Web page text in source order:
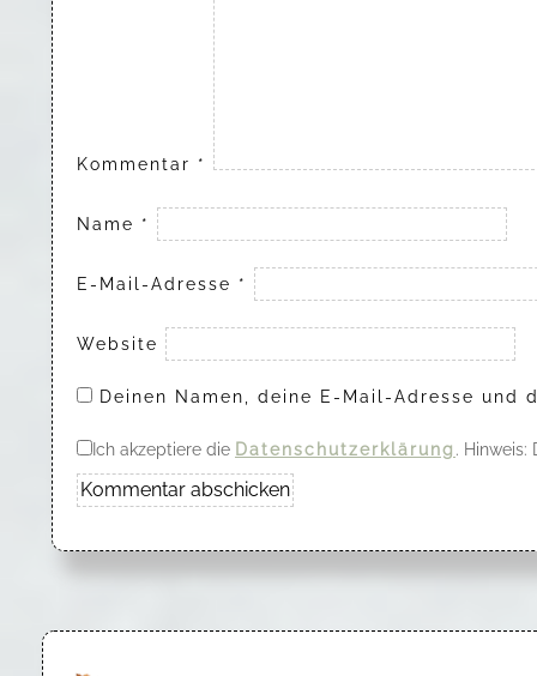
Kommentar *
Name *
E-Mail-Adresse *
Website
Deinen Namen, deine E-Mail-Adresse
Ich akzeptiere die Datenschutzerklärung .